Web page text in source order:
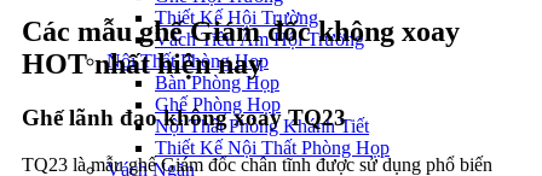
Thiết Kế Hội Trường
Vách Tiêu Âm Hội Trường
Nội Thất Phòng Họp
Bàn Phòng Họp
Ghế Phòng Họp
Nội Thất Phòng Khánh Tiết
Thiết Kế Nội Thất Phòng Họp
Vách Ngăn
Các mẫu ghế Giám đốc không xoay
HOT nhất hiện nay
Ghế lãnh đạo không xoay TQ23
TQ23 là mẫu ghế Giám đốc chân tĩnh được sử dụng phổ biến